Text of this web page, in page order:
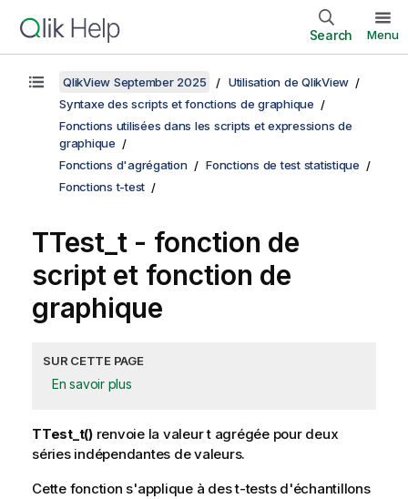
Search Menu
QlikView September 2025
Utilisation de QlikView
Syntaxe des scripts et fonctions de graphique
Fonctions utilisées dans les scripts et expressions de
graphique
Fonctions d'agrégation
Fonctions de test statistique
Fonctions t-test
TTest_t- fonction de
script et fonction de
graphique
SUR CETTE PAGE
En savoir plus
TTest_t()renvoie la valeur t agrégée pour deux
séries indépendantes de valeurs.
Cette fonction s'applique à des t-tests d'échantillons